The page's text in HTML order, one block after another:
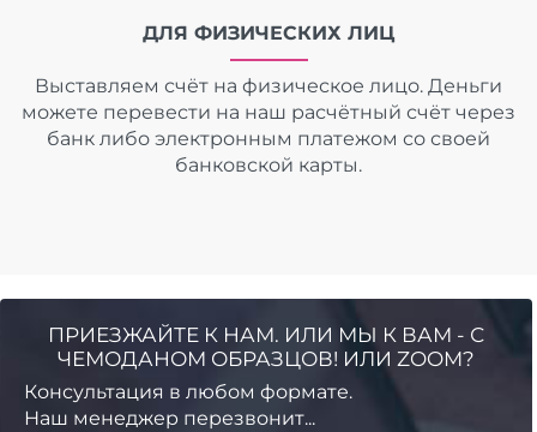
ДЛЯ ФИЗИЧЕСКИХ ЛИЦ
Выставляем счёт на физическое лицо. Деньги
можете перевести на наш расчётный счёт через
банк либо электронным платежом со своей
банковской карты.
ПРИЕЗЖАЙТЕ К НАМ. ИЛИ МЫ К ВАМ - С
ЧЕМОДАНОМ ОБРАЗЦОВ! ИЛИ ZOOM?
Консультация в любом формате.
Наш менеджер перезвонит...